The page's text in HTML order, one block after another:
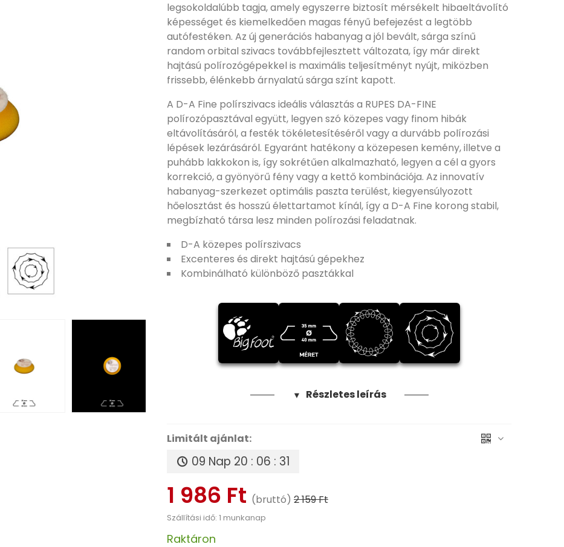
legsokoldalúbb tagja, amely egyszerre biztosít mérsékelt hibaeltávolító
képességet és kiemelkedően magas fényű befejezést a legtöbb
autófestéken. Az új generációs habanyag a jól bevált, sárga színű
random orbital szivacs továbbfejlesztett változata, így már direkt
hajtású polírozógépekkel is maximális teljesítményt nyújt, miközben
frissebb, élénkebb árnyalatú sárga színt kapott.
A D-A Fine polírszivacs ideális választás a RUPES DA-FINE
polírozópasztával együtt, legyen szó közepes vagy finom hibák
eltávolításáról, a festék tökéletesítéséről vagy a durvább polírozási
lépések lezárásáról. Egyaránt hatékony a közepesen kemény, illetve a
puhább lakkokon is, így sokrétűen alkalmazható, legyen a cél a gyors
korrekció, a gyönyörű fény vagy a kettő kombinációja. Az innovatív
habanyag-szerkezet optimális paszta terülést, kiegyensúlyozott
hőelosztást és hosszú élettartamot kínál, így a D-A Fine korong stabil,
megbízható társa lesz minden polírozási feladatnak.
D-A közepes polírszivacs
Excenteres és direkt hajtású gépekhez
Kombinálható különböző pasztákkal
▼ Részletes leírás
Limitált ajánlat:
09 Nap 20 : 06 : 30
1 986 Ft (bruttó) 2 159 Ft
Szállítási idő: 1 munkanap
Raktáron